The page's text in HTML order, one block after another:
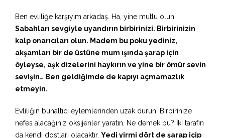
Ben evliliğe karşıyım arkadaş. Ha, yine mutlu olun.
Sabahları sevgiyle uyandırın birbirinizi. Birbirinizin
kalp onarıcıları olun. Madem bu poku yediniz,
akşamları bir de üstüne mum ışında şarap için
öyleyse, aşk dizelerini haykırın ve yine bir ömür sevin
sevişin… Ben geldiğimde de kapıyı açmamazlık
etmeyin.
Evliliğin bunaltıcı eylemlerinden uzak durun. Birbirinize
nefes alacağınız oksijenler yaratın. Ne demek bu? İki tarafın
da kendi dostları olacaktır. Yedi yirmi dört de şarap içip